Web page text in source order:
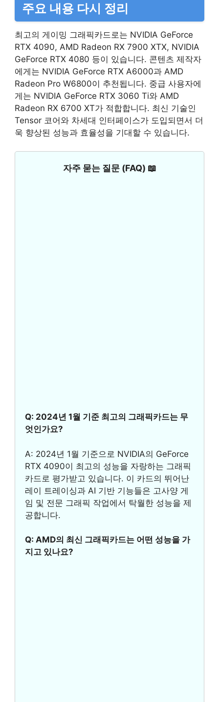
주요 내용 다시 정리
최고의 게이밍 그래픽카드로는 NVIDIA GeForce
RTX 4090, AMD Radeon RX 7900 XTX, NVIDIA
GeForce RTX 4080 등이 있습니다. 콘텐츠 제작자
에게는 NVIDIA GeForce RTX A6000과 AMD
Radeon Pro W6800이 추천됩니다. 중급 사용자에
게는 NVIDIA GeForce RTX 3060 Ti와 AMD
Radeon RX 6700 XT가 적합합니다. 최신 기술인
Tensor 코어와 차세대 인터페이스가 도입되면서 더
욱 향상된 성능과 효율성을 기대할 수 있습니다.
자주 묻는 질문 (FAQ) 📖
Q: 2024년 1월 기준 최고의 그래픽카드는 무
엇인가요?
A: 2024년 1월 기준으로 NVIDIA의 GeForce
RTX 4090이 최고의 성능을 자랑하는 그래픽
카드로 평가받고 있습니다. 이 카드의 뛰어난
레이 트레이싱과 AI 기반 기능들은 고사양 게
임 및 전문 그래픽 작업에서 탁월한 성능을 제
공합니다.
Q: AMD의 최신 그래픽카드는 어떤 성능을 가
지고 있나요?